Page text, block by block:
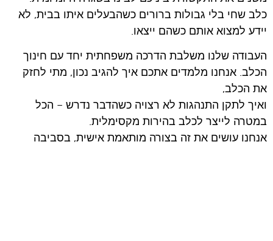
כלב שחי בלי גבולות ברורים כשהבעלים איתו בבית, לא
יידע למצוא אותם כשהם ייצאו.
העבודה שלנו משלבת הדרכה משפחתית יחד עם חינוך
הכלב. אנחנו מלמדים אתכם איך להגיב נכון, מתי לחזק
את הכלב,
ואיך לתקן התנהגות לא רצויה כשהדבר נדרש – הכל
במטרה לייצר לכלב בהירות מקסימלית.
אנחנו עושים את זה בצורה מותאמת אישית, בסביבה